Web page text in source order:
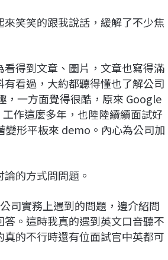
笑笑的跟我說話，緩解了不少焦
得到文章、圖片，文章也寫得滿
看過，大約都聽得懂也了解公司
，一方面覺得很酷，原來 Google
作這麼多年，也陸陸續續面試好
變形平板來 demo。內心為公司加
的方式問問題。
司實務上遇到的問題，邊介紹問
。這時我真的遇到英文口音聽不
的不行時還有位面試官中英都可